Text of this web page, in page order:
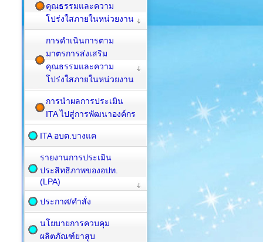
คุณธรรมและความ
โปร่งใสภายในหน่วยงาน
การดำเนินการตาม
มาตรการส่งเสริม
คุณธรรมและความ
โปร่งใสภายในหน่วยงาน
การนำผลการประเมิน
ITA ไปสู่การพัฒนาองค์กร
ITA อบต.บางแค
รายงานการประเมิน
ประสิทธิภาพของอปท.
(LPA)
ประกาศ/คำสั่ง
นโยบายการควบคุม
ผลิตภัณฑ์ยาสูบ